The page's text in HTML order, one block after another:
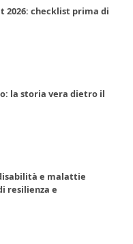
2026: checklist prima di
la storia vera dietro il
e malattie
resilienza e